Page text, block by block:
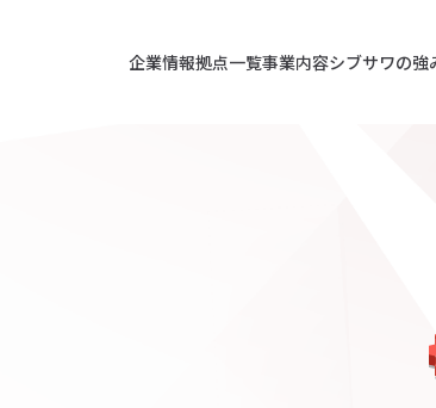
企業情報拠点一覧事業内容シブサワの強